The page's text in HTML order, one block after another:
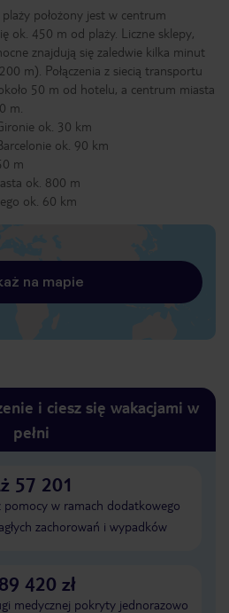
położony jest w centrum
ok. 450 m od plaży. Liczne sklepy,
znajdują się zaledwie kilka minut
m). Połączenia z siecią transportu
50 m od hotelu, a centrum miasta
m.
ok. 30 km
ok. 90 km
m
ok. 800 m
ok. 60 km
na mapie
i ciesz się wakacjami w
pełni
57 201
pomocy w ramach dodatkowego
zachorowań i wypadków
420 zł
medycznej pokryty jednorazowo